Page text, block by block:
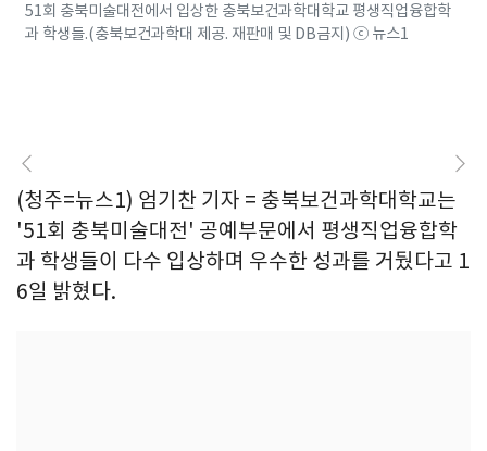
51회 충북미술대전에서 입상한 충북보건과학대학교 평생직업융합학
과 학생들.(충북보건과학대 제공. 재판매 및 DB금지) ⓒ 뉴스1
(청주=뉴스1) 엄기찬 기자 = 충북보건과학대학교는
'51회 충북미술대전' 공예부문에서 평생직업융합학
과 학생들이 다수 입상하며 우수한 성과를 거뒀다고 1
6일 밝혔다.